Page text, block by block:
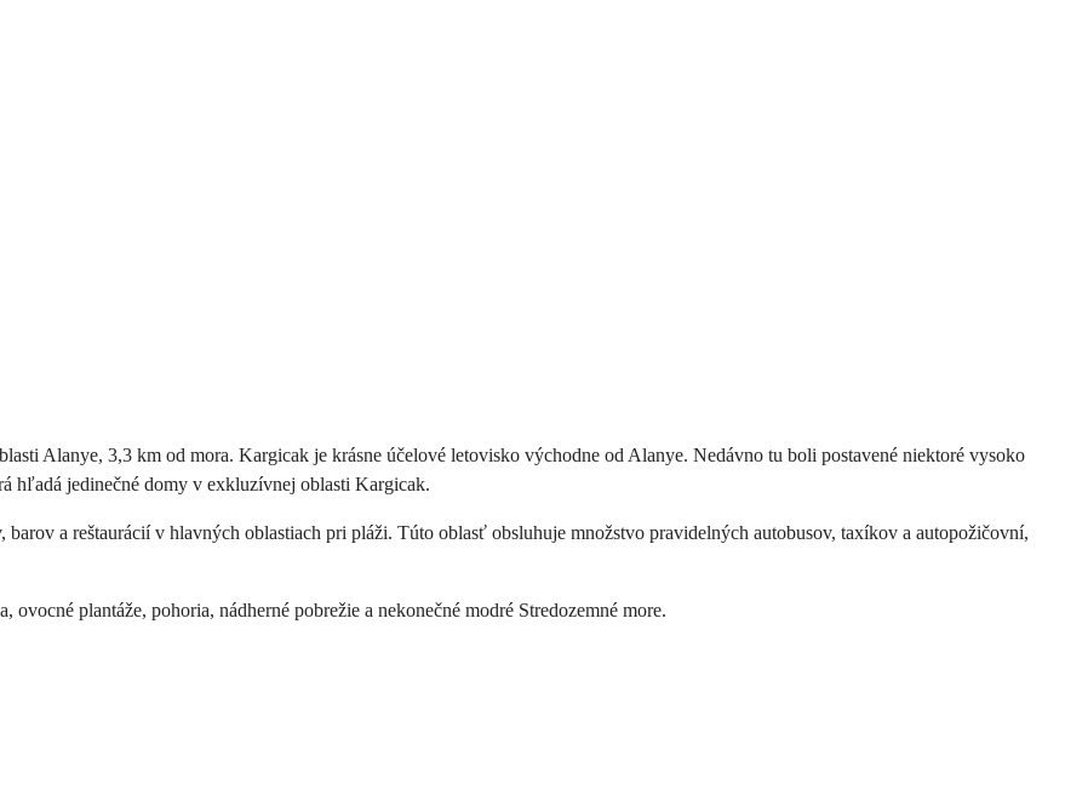
Alanye, 3,3 km od mora. Kargicak je krásne účelové letovisko východne od Alanye. Nedávno tu boli postavené niektoré vysoko
hľadá jedinečné domy v exkluzívnej oblasti Kargicak.
a reštaurácií v hlavných oblastiach pri pláži. Túto oblasť obsluhuje množstvo pravidelných autobusov, taxíkov a autopožičovní,
plantáže, pohoria, nádherné pobrežie a nekonečné modré Stredozemné more.